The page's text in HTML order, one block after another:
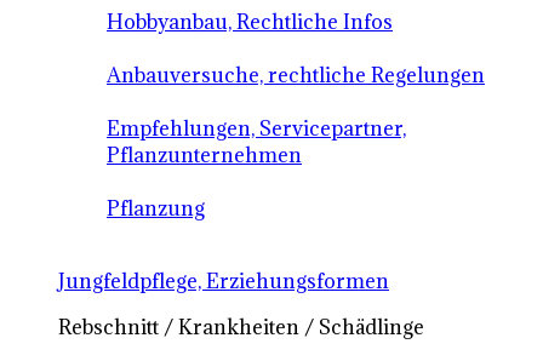
Hobbyanbau, Rechtliche Infos
Anbauversuche, rechtliche Regelungen
Empfehlungen, Servicepartner,
Pflanzunternehmen
Pflanzung
Jungfeldpflege, Erziehungsformen
Rebschnitt / Krankheiten / Schädlinge